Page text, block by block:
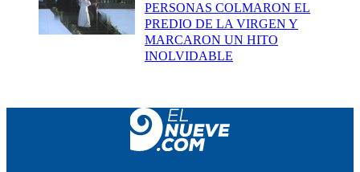
PERSONAS COLMARON EL
PREDIO DE LA VIRGEN Y
MARCARON UN HITO
INOLVIDABLE